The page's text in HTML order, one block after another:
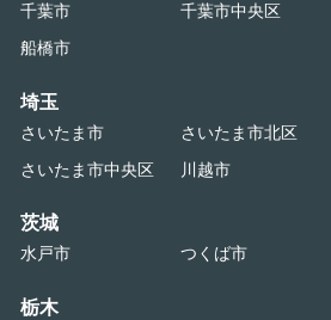
千葉市 千葉市中央区
船橋市
埼玉
さいたま市 さいたま市北区
さいたま市中央区
川越市
茨城
水戸市 つくば市
栃木